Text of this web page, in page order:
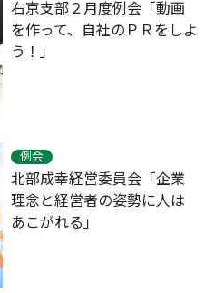
右京支部２月度例会「動画
を作って、自社のＰＲをしよ
う！」
例会
北部成幸経営委員会「企業
理念と経営者の姿勢に人は
あこがれる」